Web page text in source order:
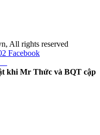
All rights reserved
Facebook
khi Mr Thức và BQT cập